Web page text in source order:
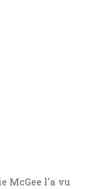
McGee l'a vu